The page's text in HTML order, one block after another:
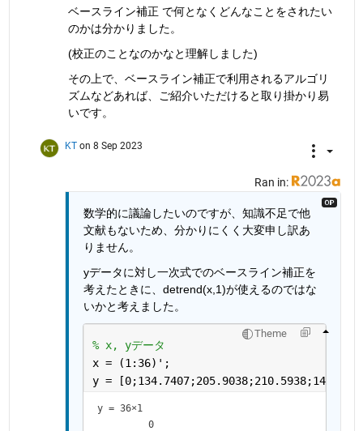
ベースライン補正 で何となくどんなことをされたい
のかは分かりました。
(校正のことなのかなと理解しました)
その上で、ベースライン補正で利用されるアルゴリ
ズムなどあれば、ご紹介いただけると取り掛かり易
いです。
KT on 8 Sep 2023
Ran in:
数学的に議論したいのですが、知識不足で他
文献もないため、分かりにくく大変申し訳あ
りません。
yデータに対し一次式でのベースライン補正を
考えたときに、detrend(x,1)が使えるのではな
いかと考えました。
Theme
% x, yデータ
x = (1:36)';
y =
y = 36×1
         0